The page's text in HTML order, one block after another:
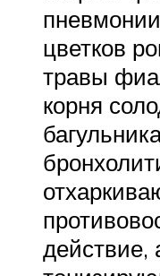
цветков
травы
корня
действие,